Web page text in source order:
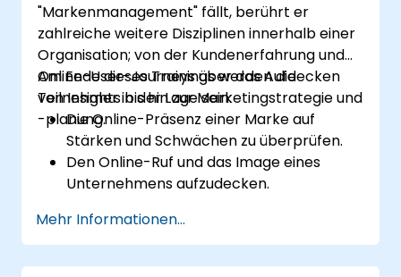
"Markenmanagement" fällt, berührt er
zahlreiche weitere Disziplinen innerhalb einer
Organisation; von der Kundenerfahrung und
Online-User-Journeys über das Aufdecken
von Insights bis hin zur Marketingstrategie und
-planung.
Am Ende dieses Trainings werden die
Teilnehmer in der Lage sein:
Die Online-Präsenz einer Marke auf
Stärken und Schwächen zu überprüfen.
Den Online-Ruf und das Image eines
Unternehmens aufzudecken.
bestimmten Markt zu identifizieren und zu
stärken.
Eine ergebnisorientierte Markenstrategie
Mehr Informationen...